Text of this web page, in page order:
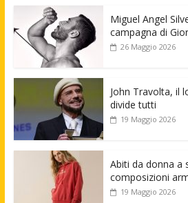
Miguel Angel
campagna di
26 Maggio 2026
John Travolta, il
divide tutti
19 Maggio 2026
Abiti da donna a
composizioni
19 Maggio 2026